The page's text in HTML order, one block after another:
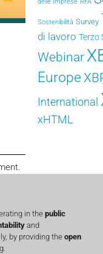
delle Imprese RFA
Sostenibilità Survey
di lavoro Terzo
Webinar
Europe
International
xHTML
in the public
and
by providing the open